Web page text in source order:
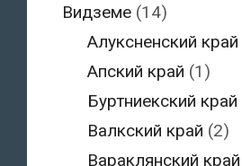
Видземе(14)
Алуксненский край
Апский край (1)
Буртниекский край
Валкский край (2)
Вараклянский край